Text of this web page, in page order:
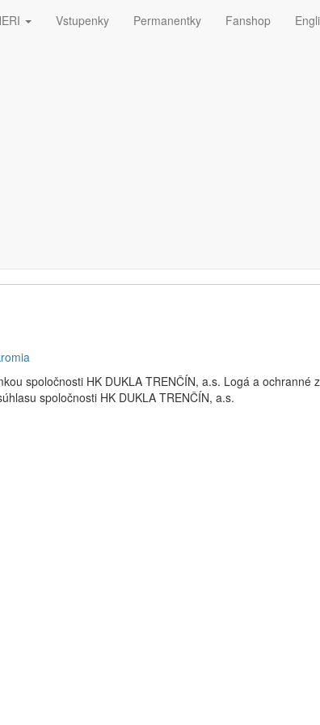
Vstupenky Permanentky Fanshop
spoločnosti HK DUKLA TRENČÍN, a.s. Logá a ochranné
spoločnosti HK DUKLA TRENČÍN, a.s.